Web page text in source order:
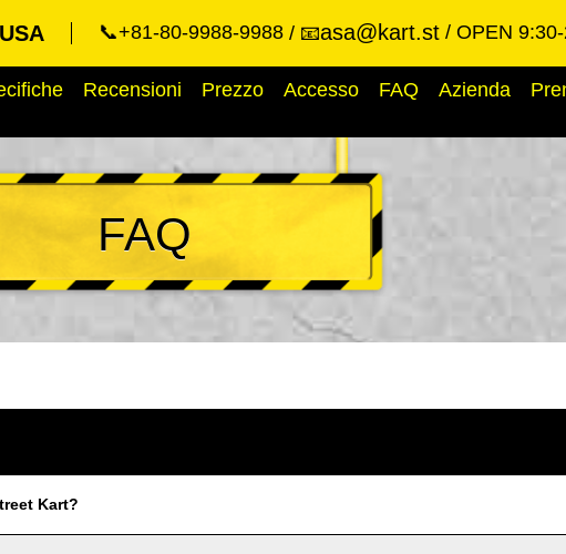
📞+81-80-9988-9988 📧asa@kart.st OPEN
Recensioni Prezzo Accesso FAQ Azienda
FAQ
Kart?